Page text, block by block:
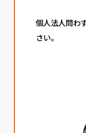
個人法人問わ
さい。